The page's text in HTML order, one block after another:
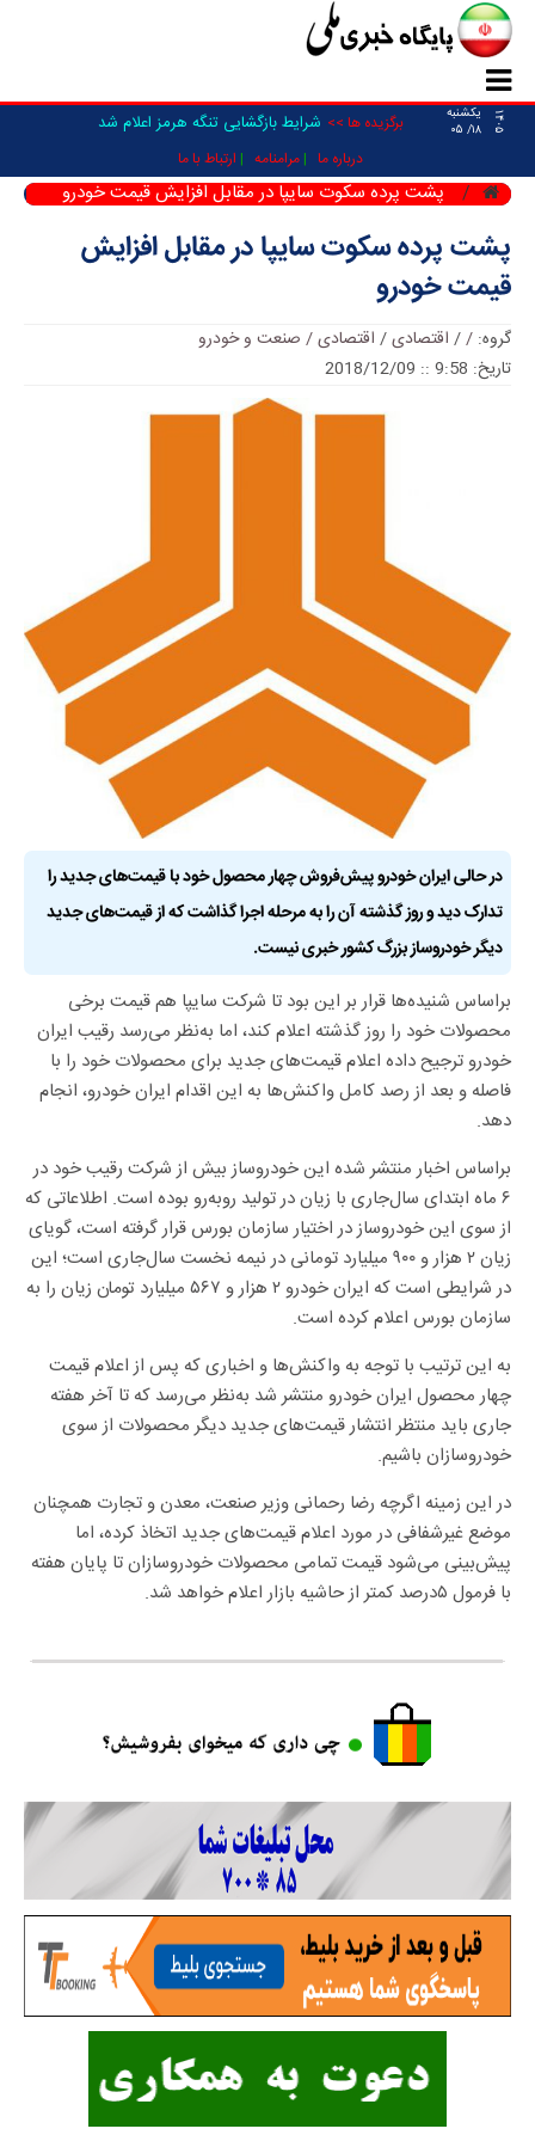
۱۴۰۵
یکشنبه
۱۸/ ۰۵
برگزیده ها >> شرایط بازگشایی تنگه هرمز اعلام شد
درباره ما مرامنامه ارتباط با ما
پشت پرده سکوت سایپا در مقابل افزایش قیمت خودرو
پشت پرده سکوت سایپا در مقابل افزایش
قیمت خودرو
گروه: /
/ اقتصادی/ اقتصادی / صنعت و خودرو
تاریخ: 9:58 :: 2018/12/09
در حالی ایران خودرو پیش‌فروش چهار محصول خود با قیمت‌های جدید را
تدارک دید و روز گذشته آن را به مرحله اجرا گذاشت که از قیمت‌های جدید
دیگر خودروساز بزرگ کشور خبری نیست.
براساس شنیده‌ها قرار بر این بود تا شرکت سایپا هم قیمت برخی
محصولات خود را روز گذشته اعلام کند، اما به‌نظر می‌رسد رقیب ایران
خودرو ترجیح داده اعلام قیمت‌های جدید برای محصولات خود را با
فاصله و بعد از رصد کامل واکنش‌ها به این اقدام ایران خودرو، انجام
دهد.
براساس اخبار منتشر شده این خودروساز بیش از شرکت رقیب خود در
۶ ماه ابتدای سال‌جاری با زیان در تولید روبه‌رو بوده است. اطلاعاتی که
از سوی این خودروساز در اختیار سازمان بورس قرار گرفته است، گویای
زیان ۲ هزار و ۹۰۰ میلیارد تومانی در نیمه نخست سال‌جاری است؛ این
در شرایطی است که ایران خودرو ۲ هزار و ۵۶۷ میلیارد تومان زیان را به
سازمان بورس اعلام کرده است.
به این ترتیب با توجه به واکنش‌ها و اخباری که پس از اعلام قیمت
چهار محصول ایران خودرو منتشر شد به‌نظر می‌رسد که تا آخر هفته
جاری باید منتظر انتشار قیمت‌های جدید دیگر محصولات از سوی
خودروسازان باشیم.
در این زمینه اگرچه رضا رحمانی وزیر صنعت، معدن و تجارت همچنان
موضع غیرشفافی در مورد اعلام قیمت‌های جدید اتخاذ کرده، اما
پیش‌بینی می‌شود قیمت تمامی محصولات خودروسازان تا پایان هفته
با فرمول ۵درصد کمتر از حاشیه بازار اعلام خواهد شد.